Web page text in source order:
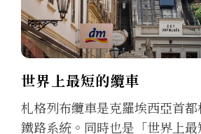
世界上最短的纜車
札格列布纜車是克羅埃西亞首
鐵路系統。同時也是「世界上